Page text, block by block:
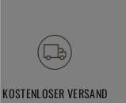
KOSTENLOSER VERSAND